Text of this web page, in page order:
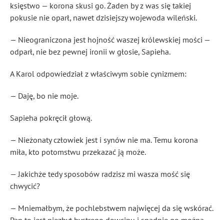
księstwo — korona skusi go. Żaden by z was się takiej
pokusie nie oparł, nawet dzisiejszy wojewoda wileński.
— Nieograniczona jest hojność waszej królewskiej mości —
odparł, nie bez pewnej ironii w głosie, Sapieha.
A Karol odpowiedział z właściwym sobie cynizmem:
— Daję, bo nie moje.
Sapieha pokręcił głową.
— Nieżonaty człowiek jest i synów nie ma. Temu korona
miła, kto potomstwu przekazać ją może.
— Jakichże tedy sposobów radzisz mi wasza mość się
chwycić?
— Mniemałbym, że pochlebstwem najwięcej da się wskórać.